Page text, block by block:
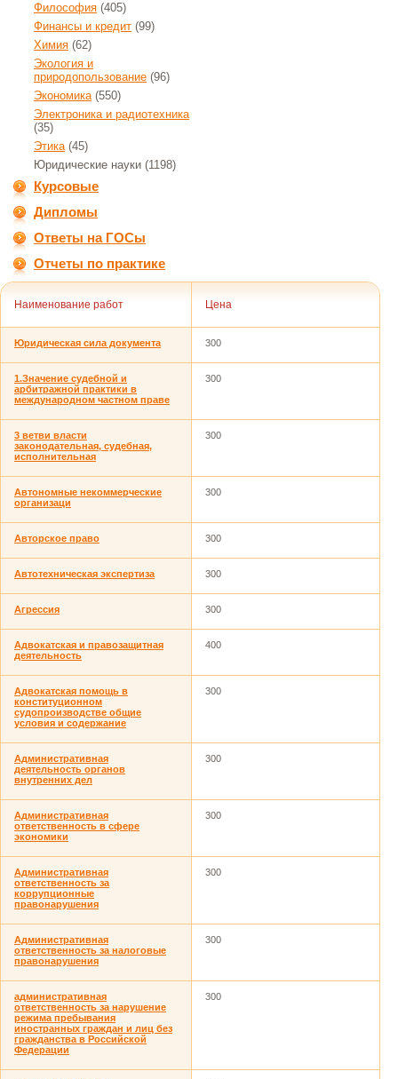
Философия (405)
Финансы и кредит (99)
Химия (62)
Экология и
природопользование (96)
Экономика(550)
Электроника и радиотехника
(35)
Этика(45)
Юридические науки (1198)
Курсовые
Дипломы
Ответы на ГОСы
Отчеты по практике
Наименование работ Цена
Юридическая сила документа 300
1.Значение судебной и
арбитражной практики в
международном частном праве
300
3 ветви власти
законодательная, судебная,
исполнительная
300
Автономные некоммерческие
организаци
300
Авторское право 300
Автотехническая экспертиза 300
Агрессия 300
Адвокатская и правозащитная
деятельность
400
Адвокатская помощь в
конституционном
судопроизводстве общие
условия и содержание
300
Административная
деятельность органов
внутренних дел
300
Административная
ответственность в сфере
экономики
300
Административная
ответственность за
коррупционные
правонарушения
300
Административная
ответственность за налоговые
правонарушения
300
административная
ответственность за нарушение
режима пребывания
иностранных граждан и лиц без
гражданства в Российской
Федерации
300